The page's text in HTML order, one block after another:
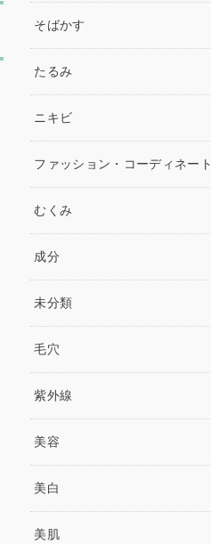
そばかす
たるみ
ニキビ
ファッション・コーディネート
むくみ
成分
未分類
毛穴
紫外線
美容
美白
美肌